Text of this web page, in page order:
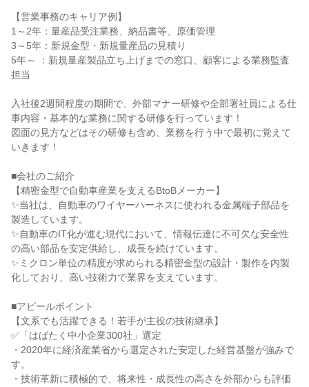
【営業事務のキャリア例】
1～2年：量産品受注業務、納品書等、原価管理
3～5年：新規金型・新規量産品の見積り
5年～ ：新規量産製品立ち上げまでの窓口、顧客による業務監査
担当
入社後2週間程度の期間で、外部マナー研修や全部署社員による仕
事内容・基本的な業務に関する研修を行っています！
図面の見方などはその研修も含め、業務を行う中で最初に覚えて
いきます！
■会社のご紹介
【精密金型で自動車産業を支えるBtoBメーカー】
✨当社は、自動車のワイヤーハーネスに使われる金属端子部品を
製造しています。
✨自動車のIT化が進む現代において、情報伝達に不可欠な安全性
の高い部品を安定供給し、成長を続けています。
✨ミクロン単位の精度が求められる精密金型の設計・製作を内製
化しており、高い技術力で業界を支えています。
■アピールポイント
【文系でも活躍できる！若手が主役の技術継承】
✅「はばたく中小企業300社」選定
・2020年に経済産業省から選定された安定した経営基盤が強みで
す。
・技術革新に積極的で、将来性・成長性の高さを外部からも評価